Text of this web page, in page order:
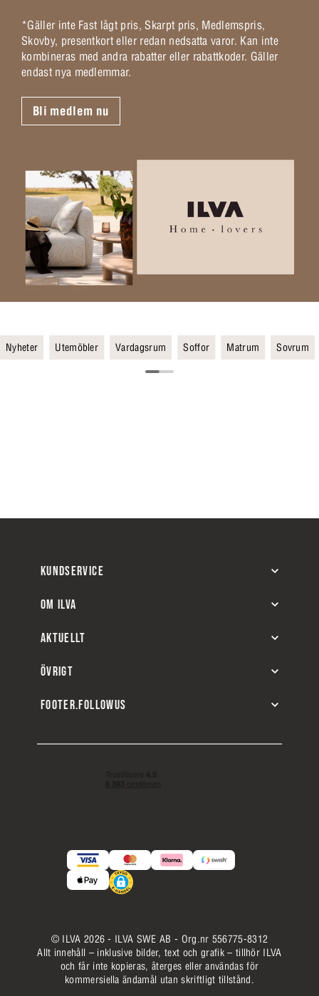
*Gäller inte Fast lågt pris, Skarpt pris, Medlemspris,
Skovby, presentkort eller redan nedsatta varor. Kan inte
kombineras med andra rabatter eller rabattkoder. Gäller
endast nya medlemmar.
Bli medlem nu
Nyheter Utemöbler Vardagsrum Soffor Matrum Sovrum
KUNDSERVICE
OM ILVA
AKTUELLT
ÖVRIGT
FOOTER.FOLLOWUS
© ILVA 2026 - ILVA SWE AB - Org.nr 556775-8312
Allt innehåll – inklusive bilder, text och grafik – tillhör ILVA
och får inte kopieras, återges eller användas för
kommersiella ändamål utan skriftligt tillstånd.